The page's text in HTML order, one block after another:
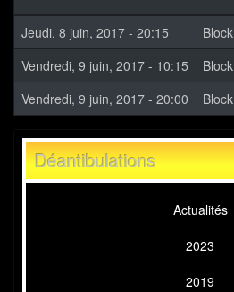
Jeudi, 8 juin, 2017 - 20:15
Block
Vendredi, 9 juin, 2017 - 10:15
Block
Vendredi, 9 juin, 2017 - 20:00
Block
Déantibulations
Actualités
2023
2019